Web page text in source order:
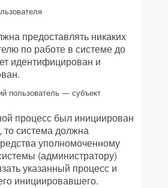
предоставлять никаких
по работе в системе до
идентифицирован и
пользователь — субъект
процесс был инициирован
то система должна
уполномоченному
(администратору)
указанный процесс и
инициировавшего.